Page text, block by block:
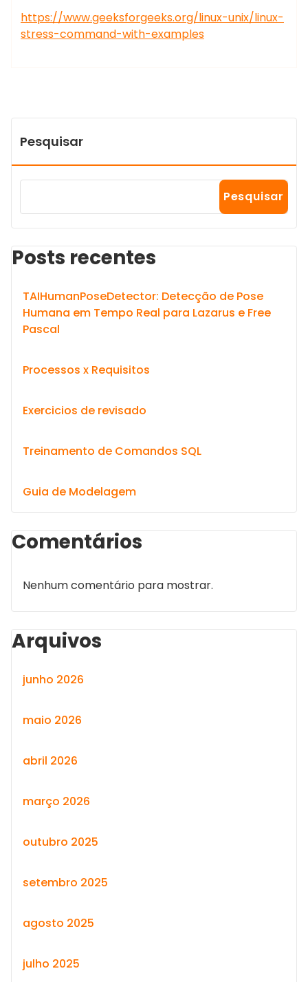
https://www.geeksforgeeks.org/linux-unix/linux-
stress-command-with-examples
Pesquisar
Pesquisar
Posts recentes
TAIHumanPoseDetector: Detecção de Pose
Humana em Tempo Real para Lazarus e Free
Pascal
Processos x Requisitos
Exercicios de revisado
Treinamento de Comandos SQL
Guia de Modelagem
Comentários
Nenhum comentário para mostrar.
Arquivos
junho 2026
maio 2026
abril 2026
março 2026
outubro 2025
setembro 2025
agosto 2025
julho 2025